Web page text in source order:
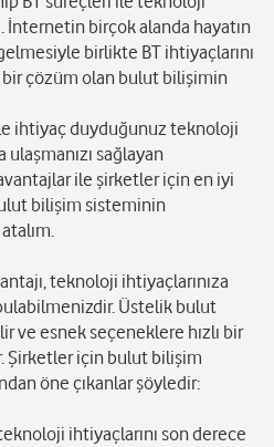
İnternetin birçok alanda hayatın
birlikte BT ihtiyaçlarını
çözüm olan bulut bilişimin
ihtiyaç duyduğunuz teknoloji
ulaşmanızı sağlayan
avantajlar ile şirketler için en iyi
bilişim sisteminin
teknoloji ihtiyaçlarınıza
Üstelik bulut
ve esnek seçeneklere hızlı bir
Şirketler için bulut bilişim
öne çıkanlar şöyledir:
ihtiyaçlarını son derece